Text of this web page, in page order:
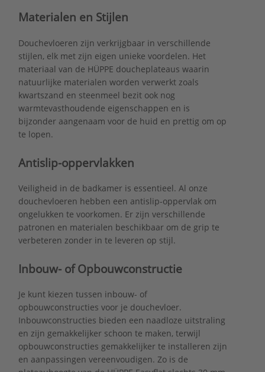
Materialen en Stijlen
Douchevloeren zijn verkrijgbaar in verschillende
stijlen, elk met zijn eigen unieke voordelen. Het
materiaal van de HÜPPE doucheplateaus waarin
natuurlijke materialen worden verwerkt zoals
kwartszand en steenmeel bezit ook nog
warmtevasthoudende eigenschappen en is
bijzonder aangenaam voor de huid en prettig om op
te lopen.
Antislip-oppervlakken
Veiligheid in de badkamer is essentieel. Al onze
douchevloeren hebben een antislip-oppervlak om
ongelukken te voorkomen. Er zijn verschillende
patronen en materialen beschikbaar om de grip te
verbeteren zonder in te leveren op stijl.
Inbouw- of Opbouwconstructie
Je kunt kiezen tussen inbouw- of
opbouwconstructies voor je douchevloer.
Inbouwconstructies bieden een naadloze uitstraling
en zijn gemakkelijker schoon te maken, terwijl
opbouwconstructies gemakkelijker te installeren zijn
en aanpassingen vereenvoudigen. Zo is de